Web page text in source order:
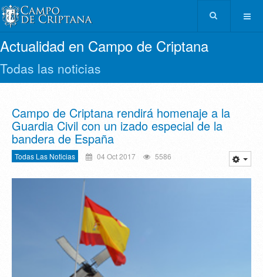
Actualidad en Campo de Criptana
Todas las noticias
Campo de Criptana rendirá homenaje a la
Guardia Civil con un izado especial de la
bandera de España
Todas Las Noticias 04 Oct 2017 5586